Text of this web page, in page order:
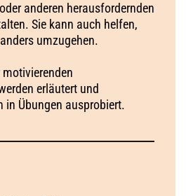
anderen herausfordernden
Sie kann auch helfen,
umzugehen.
erläutert und
in Übungen ausprobiert.